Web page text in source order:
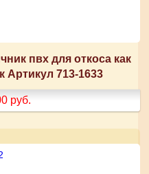
пвх для откоса как
Артикул 713-1633
руб.